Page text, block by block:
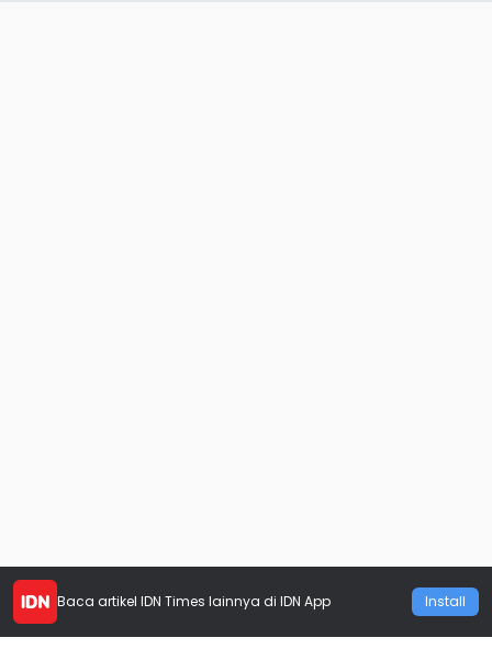
Baca artikel IDN Times lainnya di IDN App Install